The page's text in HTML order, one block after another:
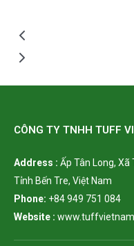
CÔNG TY TNHH TUFF
Address : Ấp Tân Long, Xã
Tỉnh Bến Tre, Việt Nam
Phone: +84 949 751 084
Website :